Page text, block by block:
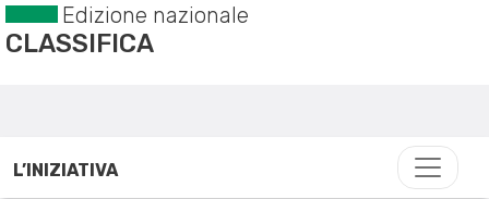
Edizione nazionale
CLASSIFICA
L’INIZIATIVA